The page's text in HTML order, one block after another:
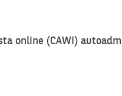
online (CAWI)